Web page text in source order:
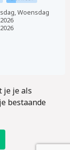
Woensdag
je je als
bestaande